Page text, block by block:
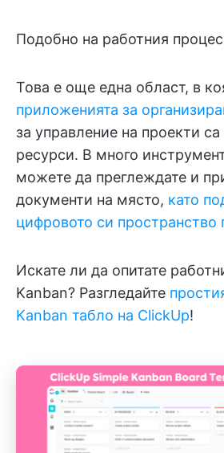
Подобно на работния
Това е още една област, в
приложенията за
за управление на проекти са
ресурси. В много
можете да преглеждате и
документи на място, като
цифровото си пространство
Искате ли да опитате
Kanban? Разгледайте
Kanban табло на ClickUp!